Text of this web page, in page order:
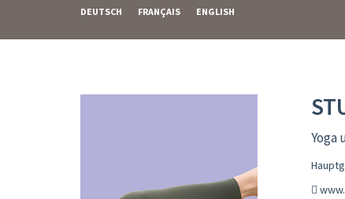
DEUTSCH FRANÇAIS ENGLISH
Yoga